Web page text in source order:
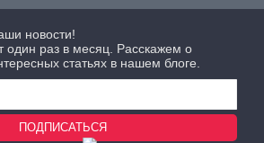
новости!
один раз в месяц. Расскажем о
статьях в нашем блоге.
ПОДПИСАТЬСЯ